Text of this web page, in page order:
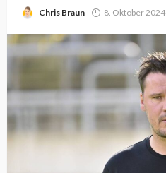
Chris Braun 8. Oktober 2024